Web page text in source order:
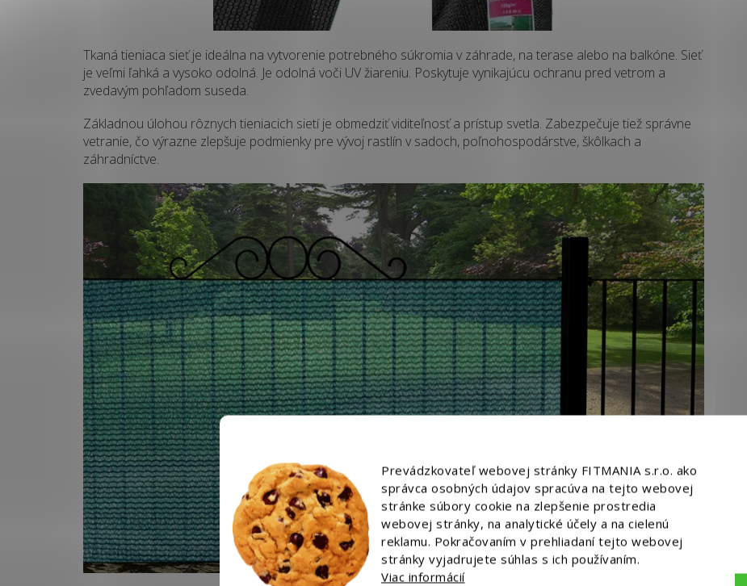
Prevádzkovateľ webovej stránky FITMANIA s.r.o. ako
správca osobných údajov spracúva na tejto webovej
stránke súbory cookie na zlepšenie prostredia
webovej stránky, na analytické účely a na cielenú
reklamu. Pokračovaním v prehliadaní tejto webovej
stránky vyjadrujete súhlas s ich používaním.
Viac informácií
Tkaná tieniaca sieť je ideálna na vytvorenie potrebného súkromia v záhrade, na terase alebo na balkóne. Sieť
je veľmi ľahká a vysoko odolná. Je odolná voči UV žiareniu. Poskytuje vynikajúcu ochranu pred vetrom a
zvedavým pohľadom suseda.
Základnou úlohou rôznych tieniacich sietí je obmedziť viditeľnosť a prístup svetla. Zabezpečuje tiež správne
vetranie, čo výrazne zlepšuje podmienky pre vývoj rastlín v sadoch, poľnohospodárstve, škôlkach a
záhradníctve.